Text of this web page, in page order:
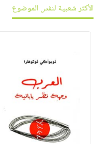
الأكثر شعبية لنفس الموضوع